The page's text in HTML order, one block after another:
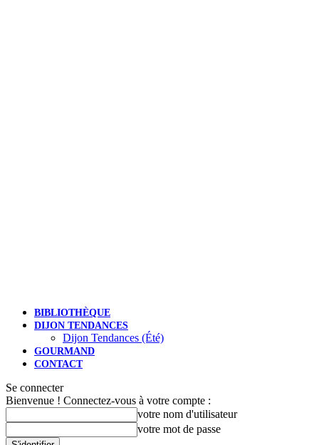
BIBLIOTHÈQUE
DIJON TENDANCES
Dijon Tendances (Été)
GOURMAND
CONTACT
Se connecter
Bienvenue ! Connectez-vous à votre compte :
votre nom d'utilisateur
votre mot de passe